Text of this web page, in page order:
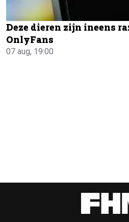
Deze dieren zijn ineens
OnlyFans
07 aug, 19:00